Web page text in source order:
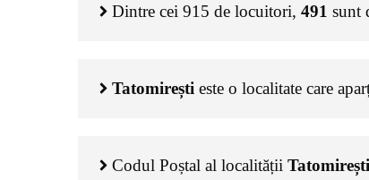
Dintre cei 915 de locuitori, 491 sunt
Tatomirești este o localitate care
Codul Poștal al localității Tatomirești